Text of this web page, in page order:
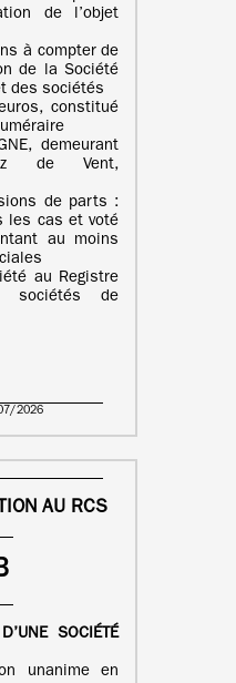
de l’objet
à compter de
de la Société
des sociétés
constitué
demeurant
de Vent,
de parts :
les cas et voté
au moins
au Registre
sociétés de
2026
AU RCS
D’UNE
SOCIÉTÉ
unanime en